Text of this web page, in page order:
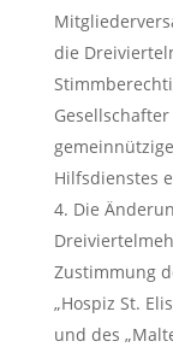
die
Hilfsdienstes
Die
Zustimmung
„Hospiz St.
und des